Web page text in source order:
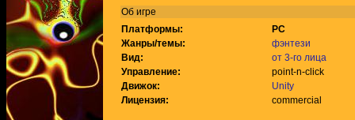
Об игре
Платформы:
PC
Жанры/темы:
фэнтези
Вид:
от 3-го лица
Управление:
point-n-click
Движок:
Unity
Лицензия:
commercial